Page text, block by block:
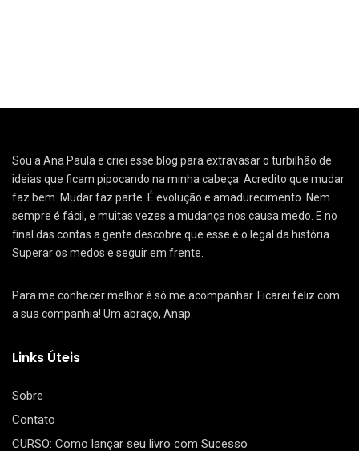
Sou a Ana Paula e criei esse blog para extravasar o turbilhão de
ideias que ficam pipocando na minha cabeça. Acredito que mudar
faz bem. Mudar faz parte. É evolução e amadurecimento. Nem
sempre é fácil, e muitas vezes a mudança nos causa medo. E no
final das contas a gente descobre que esse é o legal da história.
Superar os medos e seguir em frente.
Para me conhecer melhor é só me acompanhar. Ficarei feliz com
a sua companhia! Um abraço, Anap.
Links Úteis
Sobre
Contato
CURSO: Como lançar seu livro com Sucesso